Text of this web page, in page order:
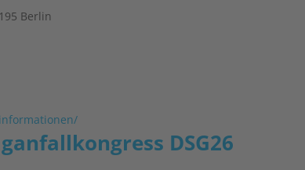
Berlin
DSG26